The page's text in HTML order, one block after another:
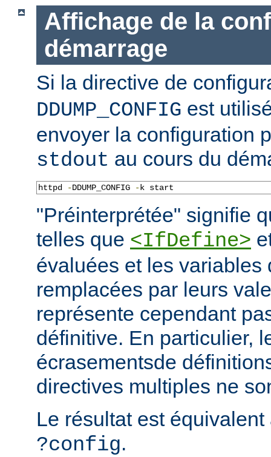
Affichage de la
démarrage
Si la directive de
DDUMP_CONFIG est
envoyer la configuration
stdout au cours du
httpd -DDUMP_CONFIG -k start
"Préinterprétée" signifie
telles que <IfDefine>
évaluées et les variables
remplacées par leurs
représente cependant
définitive. En particulier,
écrasementsde
directives multiples ne
Le résultat est
?config.